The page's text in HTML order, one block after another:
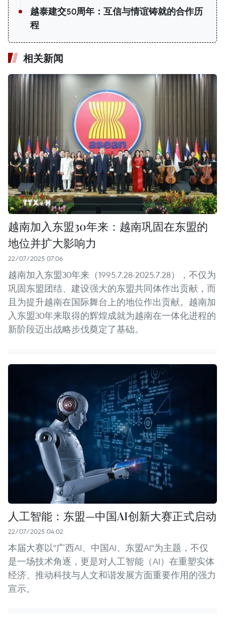
越泰建交50周年：互信与情谊铸就的合作历
程
相关新闻
越南加入东盟30年来：越南巩固在东盟的
地位并扩大影响力
22/07/2025 07:06
越南加入东盟30年来（1995.7.28-2025.7.28），不仅为
巩固东盟团结、建设强大的东盟共同体作出贡献，而
且为提升越南在国际舞台上的地位作出贡献。越南加
入东盟30年来取得的辉煌成就为越南在一体化进程的
新阶段迈出战略步伐奠定了基础。
人工智能：东盟—中国AI创新大赛正式启动
22/07/2025 04:02
本届大赛以"广西AI、中国AI、东盟AI"为主题，不仅
是一场技术角逐，更是对人工智能（AI）在重塑实体
经济、推动科技与人文和谐发展方面重要作用的强力
宣示。